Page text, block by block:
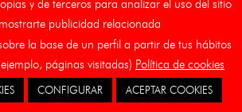
y de terceros para analizar el uso del sitio
publicidad relacionada
la base de un perfil a partir de tus hábitos
páginas visitadas) Política de cookies
CONFIGURAR ACEPTAR COOKIES